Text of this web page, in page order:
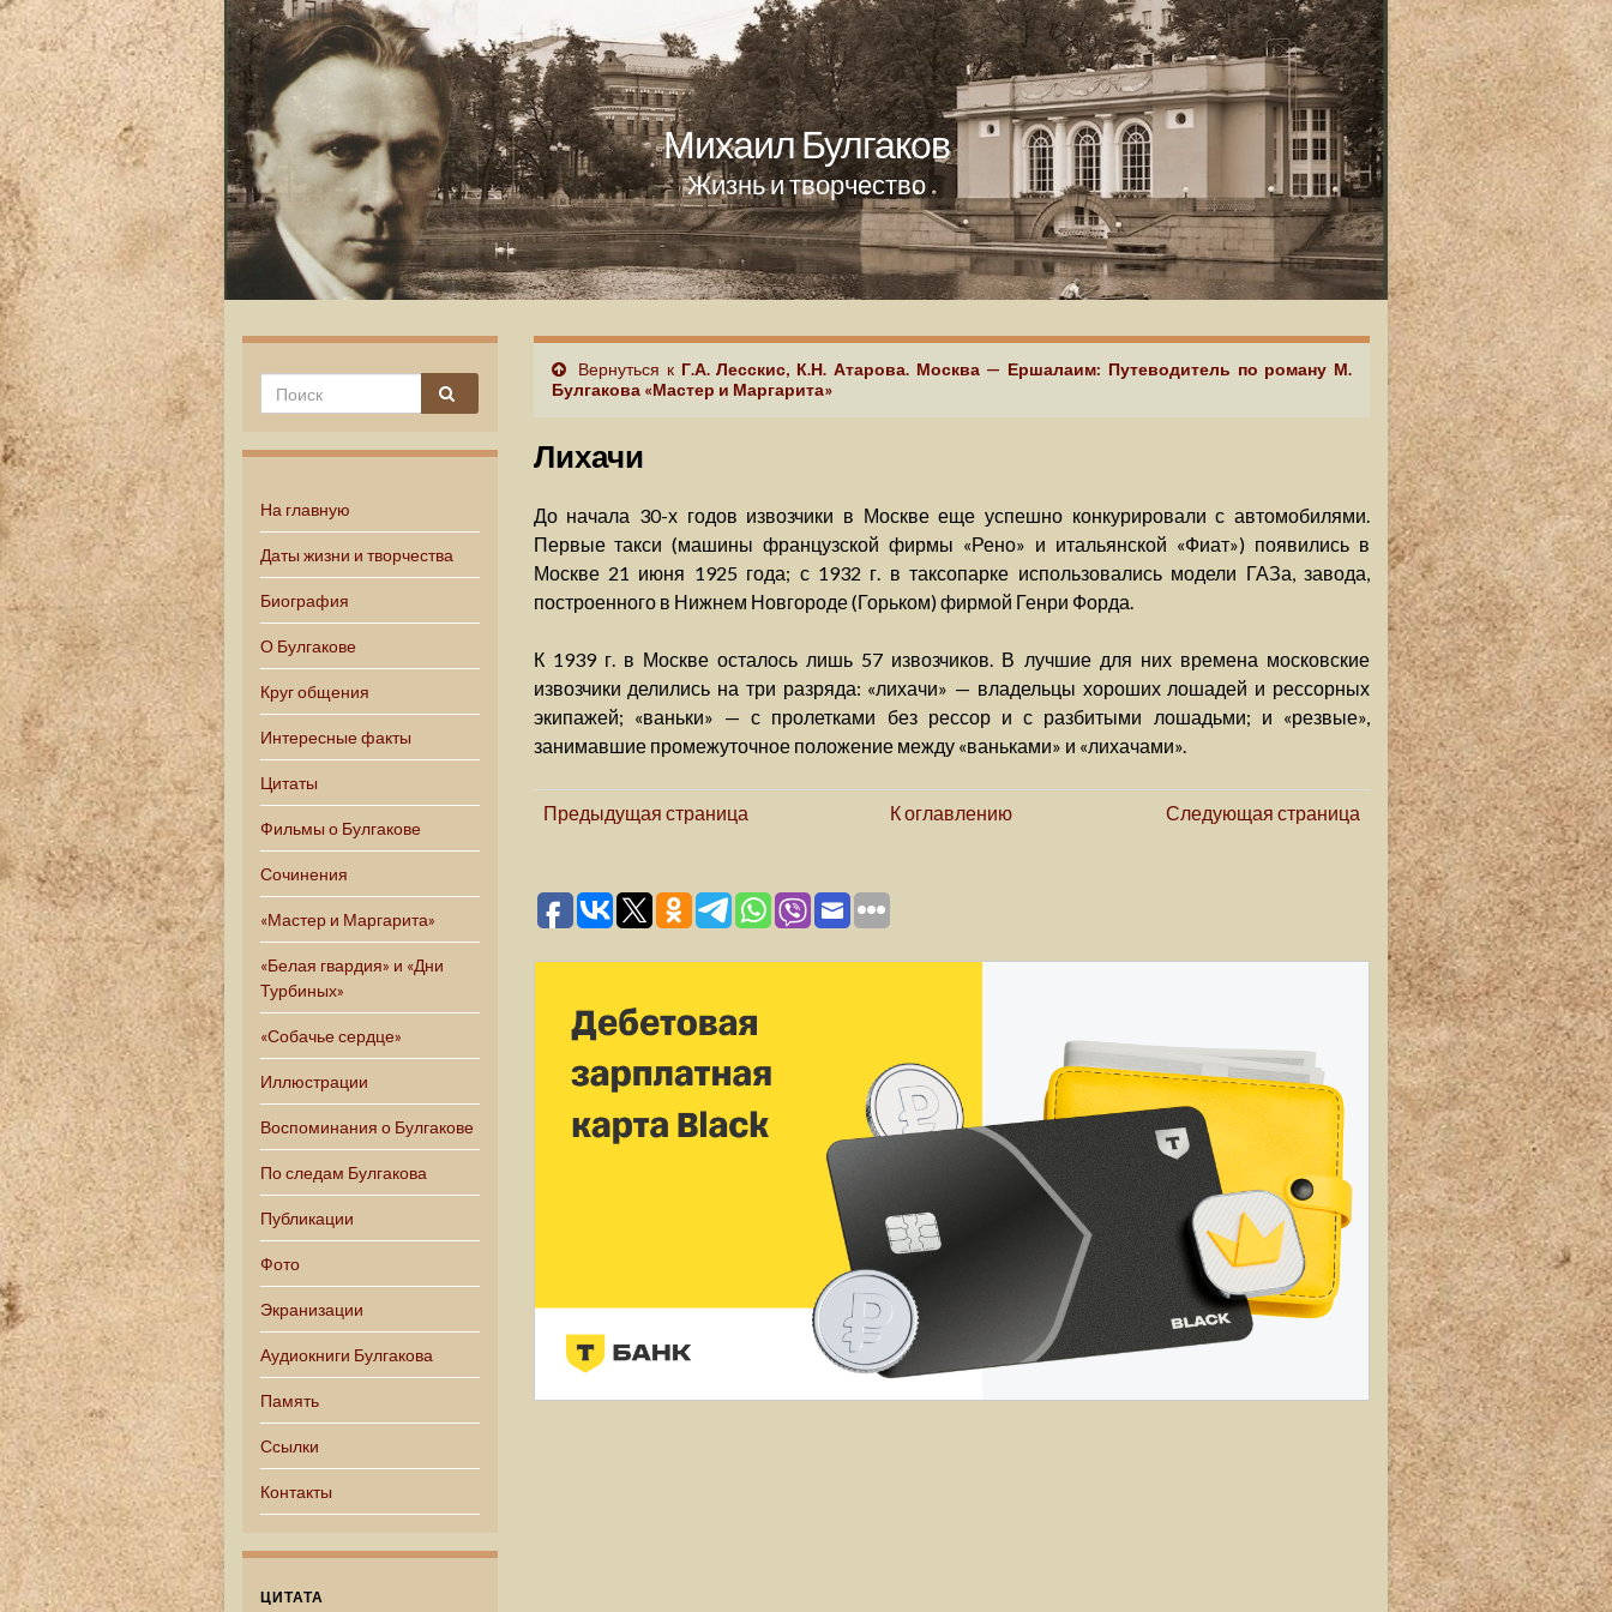
Михаил Булгаков
Жизнь и творчество
На главную
Даты жизни и творчества
Биография
О Булгакове
Круг общения
Интересные факты
Цитаты
Фильмы о Булгакове
Сочинения
«Мастер и Маргарита»
«Белая гвардия» и «Дни
Турбиных»
«Собачье сердце»
Иллюстрации
Воспоминания о Булгакове
По следам Булгакова
Публикации
Фото
Экранизации
Аудиокниги Булгакова
Память
Ссылки
Контакты
ЦИТАТА
Вернуться к Г.А. Лесскис, К.Н. Атарова. Москва — Ершалаим: Путеводитель по роману М.
Булгакова «Мастер и Маргарита»
Лихачи
До начала 30-х годов извозчики в Москве еще успешно конкурировали с автомобилями.
Первые такси (машины французской фирмы «Рено» и итальянской «Фиат») появились в
Москве 21 июня 1925 года; с 1932 г. в таксопарке использовались модели ГАЗа, завода,
построенного в Нижнем Новгороде (Горьком) фирмой Генри Форда.
К 1939 г. в Москве осталось лишь 57 извозчиков. В лучшие для них времена московские
извозчики делились на три разряда: «лихачи» — владельцы хороших лошадей и рессорных
экипажей; «ваньки» — с пролетками без рессор и с разбитыми лошадьми; и «резвые»,
занимавшие промежуточное положение между «ваньками» и «лихачами».
Предыдущая страница К оглавлению Следующая страница